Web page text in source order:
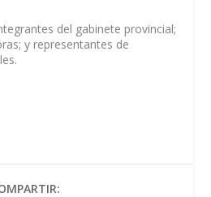
del gabinete provincial;
y representantes de